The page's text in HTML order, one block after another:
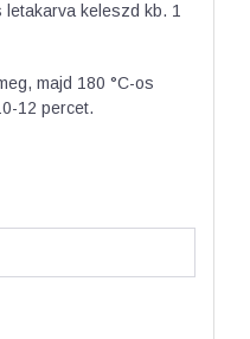
keleszd kb. 1
majd 180 °C-os
12 percet.